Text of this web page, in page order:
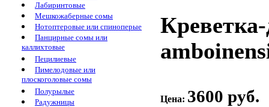
Лабиринтовые
Мешкожаберные сомы
Нотоптеровые или спиноперые
Панцирные сомы или
каллихтовые
Пецилиевые
Пимелодовые или
плоскоголовые сомы
Полурылые
Радужницы
Цена: 3600 руб.